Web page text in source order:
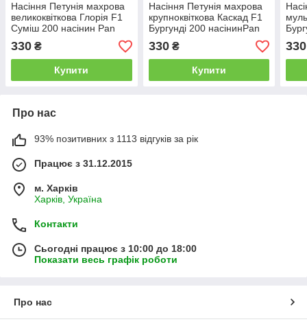
Насіння Петунія махрова
великоквіткова Глорія F1
Суміш 200 насінин Pan
American
330 ₴
Купити
Насіння Петунія махрова
крупноквіткова Каскад F1
Бургунді 200 насінинPan
American
330₴
Купити
330
Про нас
93% позитивних з 1113 відгуків за рік
Працює з 31.12.2015
м. Харків
Харків, Україна
Контакти
Сьогодні працює з 10:00 до 18:00
Показати весь графік роботи
Про нас